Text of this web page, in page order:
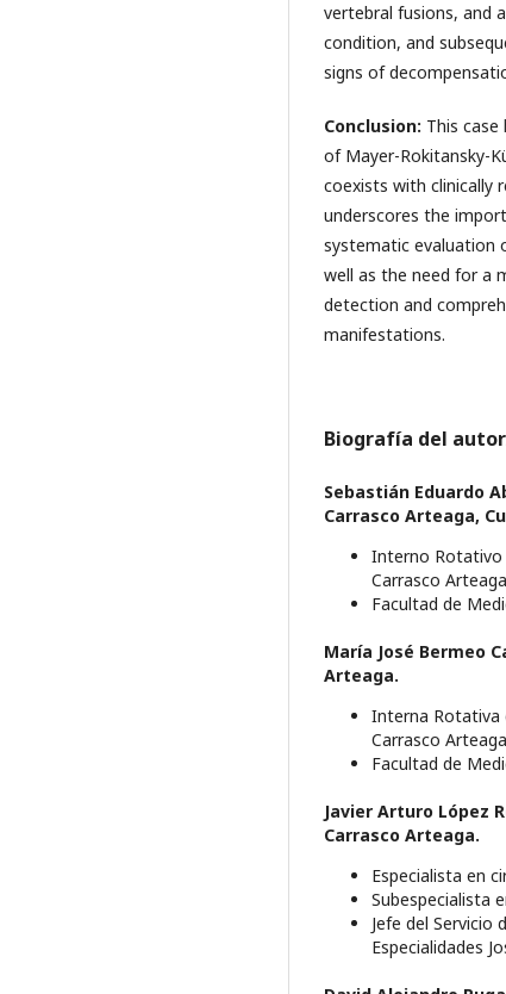
vertebral fusions, and
condition, and
signs of
Conclusion: This
of Mayer-Rokitansky-
coexists with clinically
underscores the
systematic evaluation
well as the need for a
detection and
manifestations.
Biografía del
Sebastián Eduardo
Carrasco Arteaga,
Interno Rotativo
Carrasco
Facultad de
María José Bermeo
Arteaga.
Interna Rotativa
Carrasco
Facultad de
Javier Arturo López
Carrasco Arteaga.
Especialista en
Subespecialista
Jefe del Servicio
Especialidades